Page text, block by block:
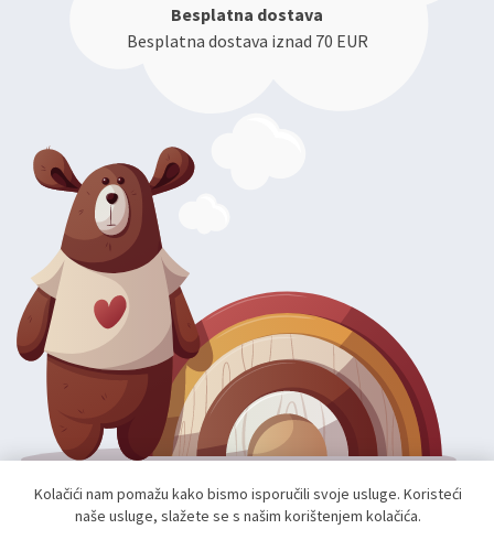
Besplatna dostava
Besplatna dostava iznad 70 EUR
Autorska prava; 2026 mae.hr. Sva prava pridržana.
Kolačići nam pomažu kako bismo isporučili svoje usluge. Koristeći
naše usluge, slažete se s našim korištenjem kolačića.